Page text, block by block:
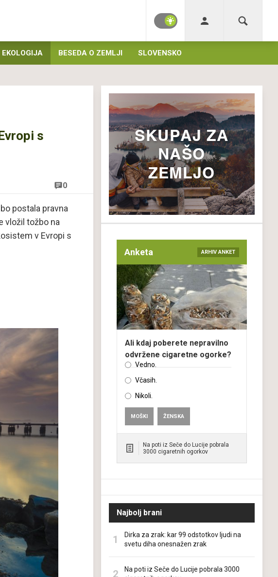
EKOLOGIJA BESEDA O ZEMLJI SLOVENSKO
s
0
postala pravna
vložil tožbo na
v Evropi s
Anketa ARHIV ANKET
Ali kdaj poberete nepravilno
odvržene cigaretne ogorke?
Vedno.
Včasih.
Nikoli.
MOŠKI ŽENSKA
Na poti iz Seče do Lucije pobrala
3000 cigaretnih ogorkov
Najbolj brani
Dirka za zrak: kar 99 odstotkov ljudi na
svetu diha onesnažen zrak
Na poti iz Seče do Lucije pobrala 3000